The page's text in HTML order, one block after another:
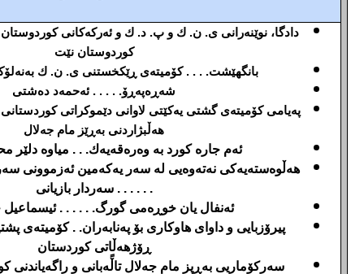
دادگا، نوێنه‌رانی ی. ن. ك و پ. د. ك و ئه‌ركه‌كانی
كوردوستان نێت
بانگهێشت. . . . كۆمیته‌ی ڕێكخستنی ی. ن. ك
شه‌ڕه‌په‌ڕۆ. . . . . ئه‌حمه‌د ده‌شتی
په‌یامی کۆمیته‌ی گشتی یه‌کێتی لاوانی دێموکراتی کوردستانی
هه‌ڵبژاردنی به‌ڕێز مام جه‌لال
ئه‌م جاره‌ كورد به‌ وه‌ره‌قه‌یه‌ك. . . میاوه‌ دلێر
هه‌ڵوه‌سته‌یه‌كی نه‌ته‌وه‌یی له‌ سه‌ر یه‌كه‌مین ئه‌زموونی
. . . . . .سه‌ردار بازیانی
ئه‌‌نفال یان خوڕه‌می گورگ. . . . . . ئیسماعیل
پیرۆزبایی و داوای هاوكاری بۆ په‌نابه‌ران. . كۆمیته‌ی
ڕۆژهه‌ڵاتی كوردستان
سه‌ركۆماریی به‌ڕپز مام جه‌لال تاڵًه‌بانی و راگه‌یاندنی